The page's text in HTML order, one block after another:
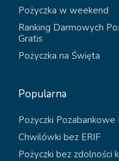
Pożyczka w weekend
Ranking Darmowych
Gratis
Pożyczka na Święta
Popularna
Pożyczki
Chwilówki bez ERIF
Pożyczki bez zdolności